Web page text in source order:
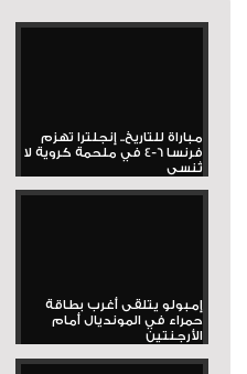
مباراة للتاريخ.. إنجلترا تهزم
فرنسا 6-4 في ملحمة كروية لا
تُنسى
إمبولو يتلقى أغرب بطاقة
حمراء في المونديال أمام
الأرجنتين